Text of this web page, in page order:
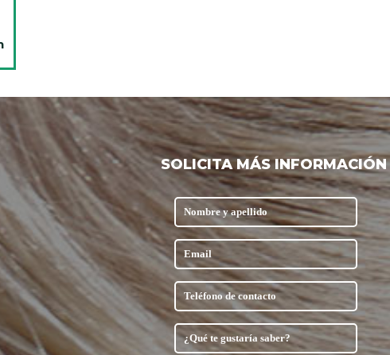
SOLICITA MÁS INFORMACIÓN